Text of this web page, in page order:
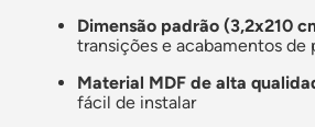
Dimensão padrão (3,2x210
transições e acabamentos de
Material MDF de alta
fácil de instalar